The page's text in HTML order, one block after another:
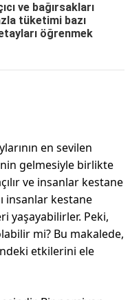
ve bağırsakları
tüketimi bazı
öğrenmek
en sevilen
gelmesiyle birlikte
ve insanlar kestane
insanlar kestane
yaşayabilirler. Peki,
mi? Bu makalede,
etkilerini ele